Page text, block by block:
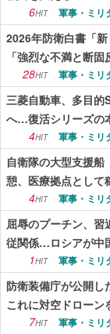
6HIT 軍事・ミリ
2026年防衛白書「
「強烈な不満と断固
28HIT 軍事・ミリ
三菱自動車、多目的
へ…復活シリーズの
4HIT 軍事・ミリ
自衛隊の大型支援
憩、医療拠点として
4HIT 軍事・ミリ
屈辱のプーチン、習
従関係…ロシアが中
1HIT 軍事・ミリ
防衛装備庁が公開
これに対空ドローン
7HIT 軍事・ミリ